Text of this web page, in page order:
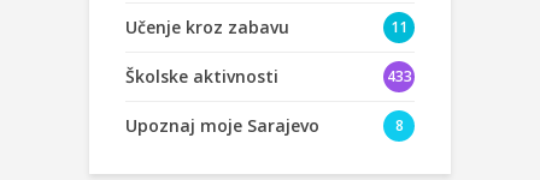
Učenje kroz zabavu 11
Školske aktivnosti 433
Upoznaj moje Sarajevo 8